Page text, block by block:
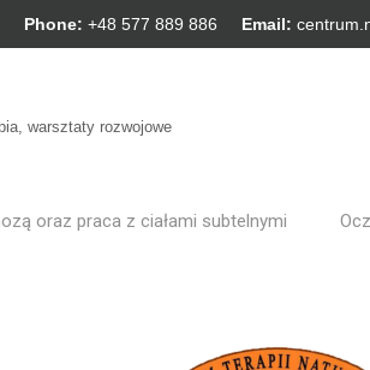
Phone: +48 577 889 886 Email:
warsztaty rozwojowe
oraz praca z ciałami subtelnymi